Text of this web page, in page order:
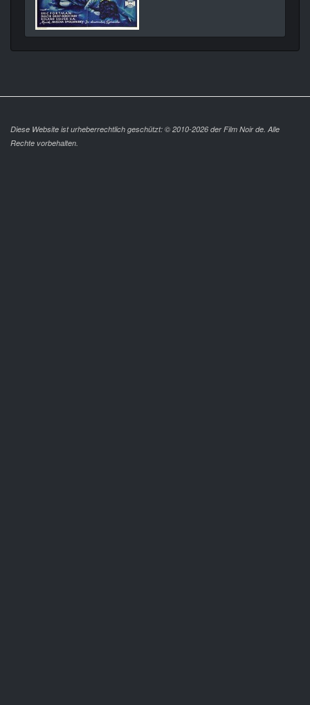
Diese Website ist urheberrechtlich geschützt: © 2010-2026 der Film Noir de. Alle
Rechte vorbehalten.